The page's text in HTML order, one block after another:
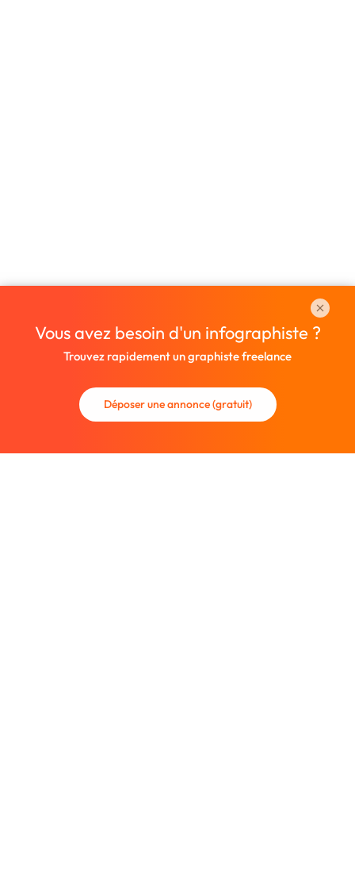
Vous avez besoin d'un infographiste ?
Trouvez rapidement un graphiste freelance
Déposer une annonce (gratuit)